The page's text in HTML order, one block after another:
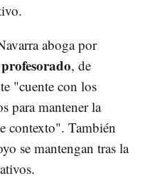
aboga por
, de
"cuente con los
para mantener la
contexto". También
se mantengan tras la